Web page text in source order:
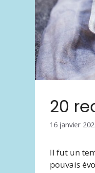
20
16 janvier
Il fut un
pouvais